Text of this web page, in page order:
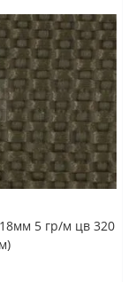
5 гр/м цв 320